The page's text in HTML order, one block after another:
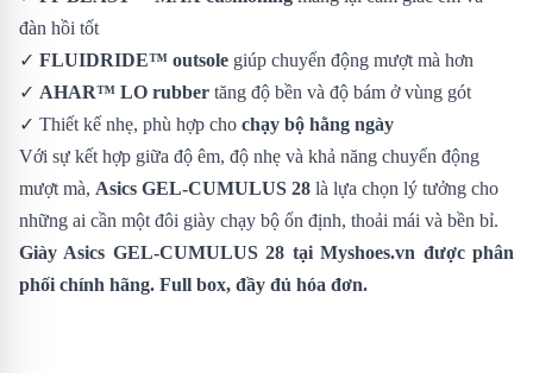
đàn hồi tốt
✓ FLUIDRIDE™ outsole giúp chuyển động mượt mà hơn
✓ AHAR™ LO rubber tăng độ bền và độ bám ở vùng gót
✓ Thiết kế nhẹ, phù hợp cho chạy bộ hằng ngày
Với sự kết hợp giữa độ êm, độ nhẹ và khả năng chuyển động
mượt mà, Asics GEL-CUMULUS 28 là lựa chọn lý tưởng cho
những ai cần một đôi giày chạy bộ ổn định, thoải mái và bền bỉ.
Giày Asics GEL-CUMULUS 28 tại Myshoes.vn được phân
phối chính hãng. Full box, đầy đủ hóa đơn.